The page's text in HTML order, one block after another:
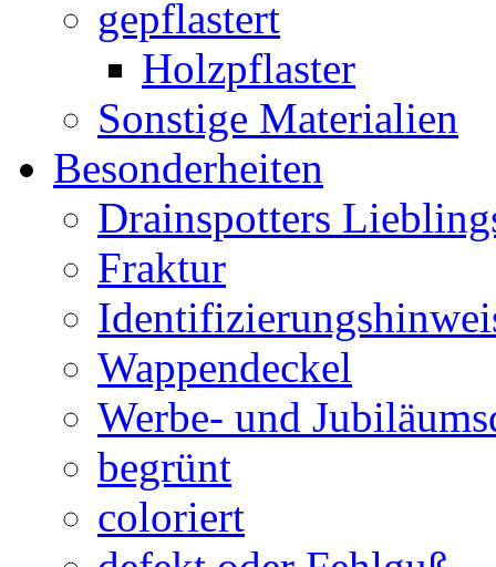
gepflastert
Holzpflaster
Sonstige Materialien
Besonderheiten
Drainspotters
Fraktur
Wappendeckel
Werbe- und
begrünt
coloriert